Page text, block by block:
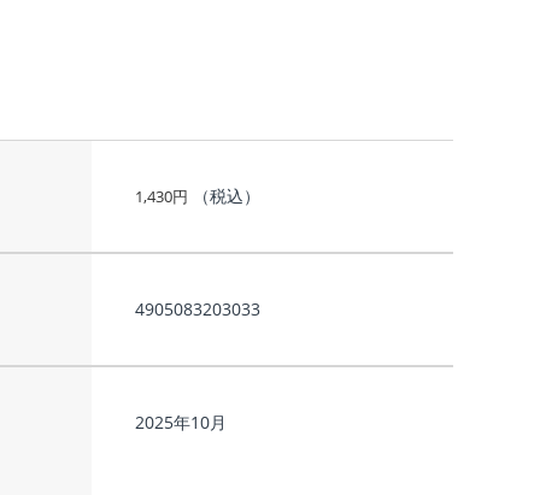
1,430円 （税込）
4905083203033
2025年10月